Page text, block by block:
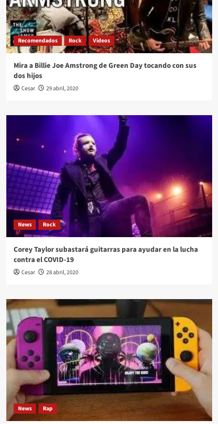
Recomendados Rock Videos
Mira a Billie Joe Amstrong de Green Day tocando con sus
dos hijos
Cesar 29 abril, 2020
News Rock
Corey Taylor subastará guitarras para ayudar en la lucha
contra el COVID-19
Cesar 28 abril, 2020
News Rap